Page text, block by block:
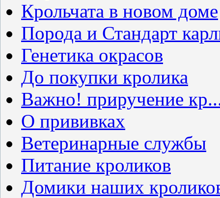
Крольчата в новом доме
Порода и Стандарт
Генетика окрасов
До покупки кролика
Важно! приручение
О прививках
Ветеринарные службы
Питание кроликов
Домики наших